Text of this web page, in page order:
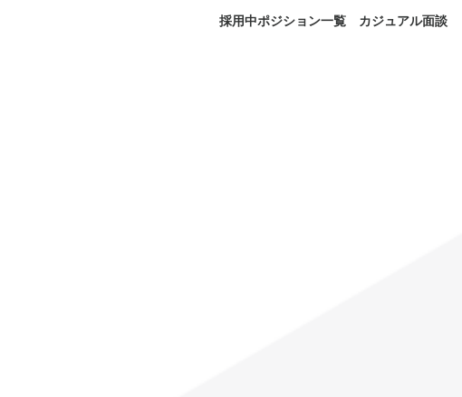
採用中ポジション一覧 カジュアル面談